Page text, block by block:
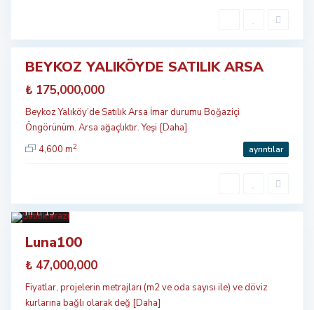
z
Öne
çıkan
BEYKOZ YALIKÖYDE SATILIK ARSA
₺ 175,000,000
Beykoz Yalıköy’de Satılık Arsa İmar durumu Boğaziçi
Öngörünüm. Arsa ağaçlıktır. Yeşi [Daha]
4,600 m2 ayrıntılar
13
Taksi
m
çıkan
Satılık
Luna100
₺ 47,000,000
Fiyatlar, projelerin metrajları (m2 ve oda sayısı ile) ve döviz
kurlarına bağlı olarak değ [Daha]